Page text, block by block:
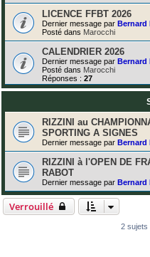
LICENCE FFBT 2026
Dernier message par Bernard
Posté dans Marocchi
CALENDRIER 2026
Dernier message par Bernard
Posté dans Marocchi
Réponses : 27
RIZZINI au
SPORTING A SIGNES
Dernier message par Bernard
RIZZINI à l'OPEN DE
RABOT
Dernier message par Bernard
Verrouillé
2 sujets